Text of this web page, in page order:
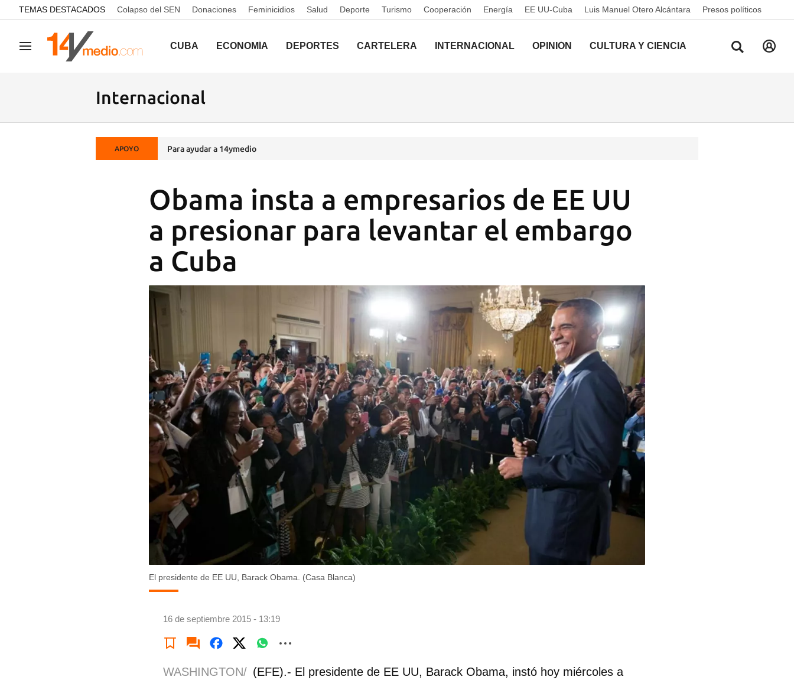
common.go-to-content
TEMAS DESTACADOS Colapso del SEN Donaciones Feminicidios Salud Deporte Turismo Cooperación Energía EE UU-Cuba Luis Manuel Otero Alcántara Presos políticos
Navegación CUBA ECONOMÍA DEPORTES CARTELERA INTERNACIONAL OPINIÓN CULTURA Y CIENCIA
Internacional
APOYO Para ayudar a 14ymedio
Obama insta a empresarios de EE UU
a presionar para levantar el embargo
a Cuba
El presidente de EE UU, Barack Obama. (Casa Blanca)
16 de septiembre 2015 - 13:19
WASHINGTON/ (EFE).- El presidente de EE UU, Barack Obama, instó hoy miércoles a